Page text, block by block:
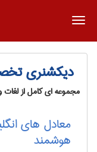
دیکشنری
مجموعه ای کامل از
معادل های
هوشمند